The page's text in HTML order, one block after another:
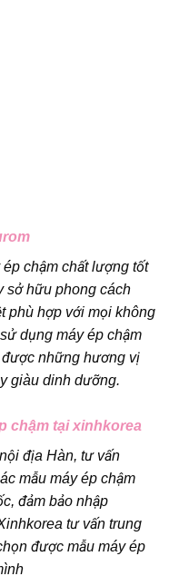
chậm chất lượng tốt
sở hữu phong cách
phù hợp với mọi không
dụng máy ép chậm
được những hương vị
giàu dinh dưỡng.
chậm tại xinhkorea
địa Hàn, tư vấn
mẫu máy ép chậm
đảm bảo nhập
tư vấn trung
được mẫu máy ép